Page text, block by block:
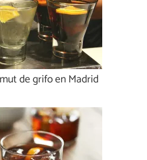
de grifo en Madrid